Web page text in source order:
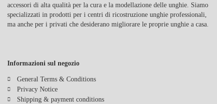
accessori di alta qualità per la cura e la modellazione delle unghie. Siamo
specializzati in prodotti per i centri di ricostruzione unghie professionali,
ma anche per i privati che desiderano migliorare le proprie unghie a casa.
Informazioni sul negozio
General Terms & Conditions
Privacy Notice
Shipping & payment conditions